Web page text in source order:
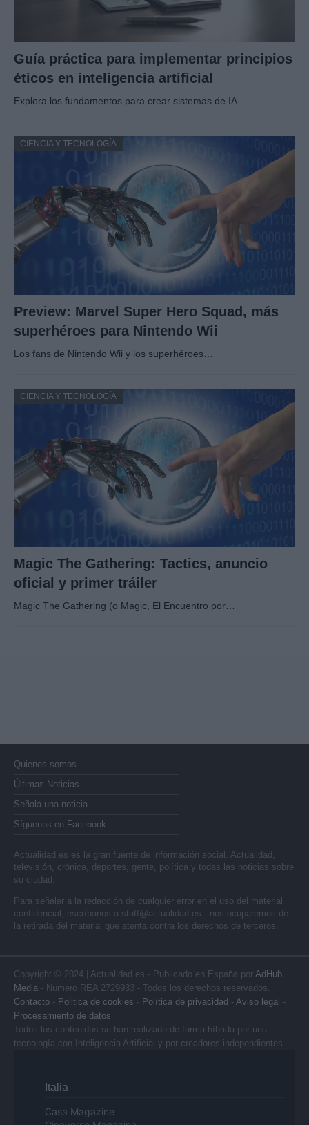
Guía práctica para implementar principios
éticos en inteligencia artificial
Explora los fundamentos para crear sistemas de IA…
CIENCIA Y TECNOLOGÍA
Preview: Marvel Super Hero Squad, más
superhéroes para Nintendo Wii
Los fans de Nintendo Wii y los superhéroes…
CIENCIA Y TECNOLOGÍA
Magic The Gathering: Tactics, anuncio
oficial y primer tráiler
Magic The Gathering (o Magic, El Encuentro por…
Quienes somos
Últimas Noticias
Señala una noticia
Síguenos en Facebook
Actualidad.es es la gran fuente de información social. Actualidad,
televisión, crónica, deportes, gente, política y todas las noticias sobre
su ciudad.
Para señalar a la redacción de cualquier error en el uso del material
confidencial, escríbanos a staff@actualidad.es : nos ocuparemos de
la retirada del material que atenta contra los derechos de terceros.
Copyright © 2024 | Actualidad.es - Publicado en España por AdHub
Media - Numero REA 2729933 - Todos los derechos reservados.
Contacto - Politica de cookies - Política de privacidad - Aviso legal -
Procesamiento de datos
Todos los contenidos se han realizado de forma híbrida por una
tecnología con Inteligencia Artificial y por creadores independientes
Italia
Casa Magazine